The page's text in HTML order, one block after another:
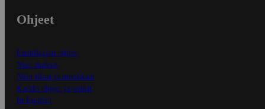
Ohjeet
Ensitilaajan ohjeet
Näin maksat
Näin tilaat ja muokkaat
Kaikki ohjeet ja vinkit
In English